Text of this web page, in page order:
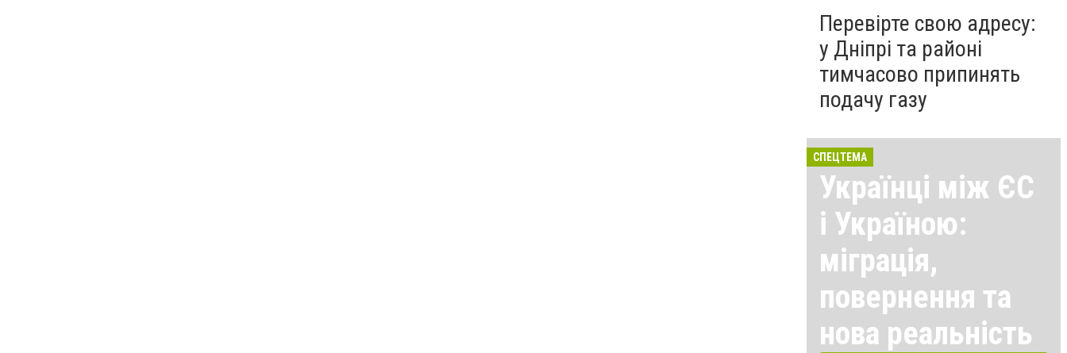
Перевірте свою адресу:
у Дніпрі та районі
тимчасово припинять
подачу газу
СПЕЦТЕМА
Українці між ЄС
і Україною:
міграція,
повернення та
нова реальність